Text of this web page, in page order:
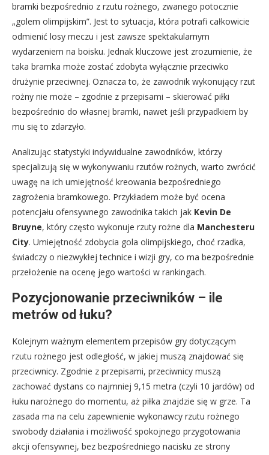
bramki bezpośrednio z rzutu rożnego, zwanego potocznie
„golem olimpijskim”. Jest to sytuacja, która potrafi całkowicie
odmienić losy meczu i jest zawsze spektakularnym
wydarzeniem na boisku. Jednak kluczowe jest zrozumienie, że
taka bramka może zostać zdobyta wyłącznie przeciwko
drużynie przeciwnej. Oznacza to, że zawodnik wykonujący rzut
rożny nie może – zgodnie z przepisami – skierować piłki
bezpośrednio do własnej bramki, nawet jeśli przypadkiem by
mu się to zdarzyło.
Analizując statystyki indywidualne zawodników, którzy
specjalizują się w wykonywaniu rzutów rożnych, warto zwrócić
uwagę na ich umiejętność kreowania bezpośredniego
zagrożenia bramkowego. Przykładem może być ocena
potencjału ofensywnego zawodnika takich jak Kevin De
Bruyne, który często wykonuje rzuty rożne dla Manchesteru
City. Umiejętność zdobycia gola olimpijskiego, choć rzadka,
świadczy o niezwykłej technice i wizji gry, co ma bezpośrednie
przełożenie na ocenę jego wartości w rankingach.
Pozycjonowanie przeciwników – ile
metrów od łuku?
Kolejnym ważnym elementem przepisów gry dotyczącym
rzutu rożnego jest odległość, w jakiej muszą znajdować się
przeciwnicy. Zgodnie z przepisami, przeciwnicy muszą
zachować dystans co najmniej 9,15 metra (czyli 10 jardów) od
łuku narożnego do momentu, aż piłka znajdzie się w grze. Ta
zasada ma na celu zapewnienie wykonawcy rzutu rożnego
swobody działania i możliwość spokojnego przygotowania
akcji ofensywnej, bez bezpośredniego nacisku ze strony